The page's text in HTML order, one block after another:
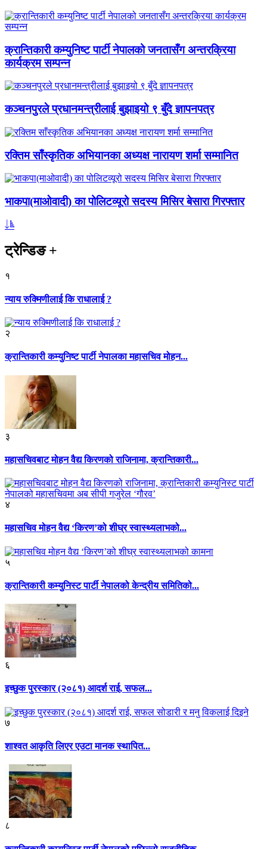
क्रान्तिकारी कम्युनिष्ट पार्टी नेपालको जनतासँग अन्तरक्रिया
कार्यक्रम सम्पन्न
कञ्चनपुरले प्रधानमन्त्रीलाई बुझाइयो ९ बुँदे ज्ञापनपत्र
रक्तिम साँस्कृतिक अभियानका अध्यक्ष नारायण शर्मा सम्मानित
भाकपा(माओवादी) का पोलिटव्यूरो सदस्य मिसिर बेसारा गिरफ्तार
ट्रेन्डिङ+
१
न्याय रुक्मिणीलाई कि राधालाई ?
२
क्रान्तिकारी कम्युनिष्ट पार्टी नेपालका महासचिव मोहन...
३
महासचिवबाट मोहन वैद्य किरणको राजिनामा, क्रान्तिकारी...
४
महासचिव मोहन वैद्य ‘किरण’को शीघ्र स्वास्थ्यलाभको...
५
क्रान्तिकारी कम्युनिस्ट पार्टी नेपालको केन्द्रीय समितिको...
६
इच्छुक पुरस्कार (२०८१) आदर्श राई, सफल...
७
शाश्वत आकृति लिएर एउटा मानक स्थापित...
८